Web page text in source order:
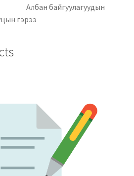
Албан байгуулагуудын
гэрээ